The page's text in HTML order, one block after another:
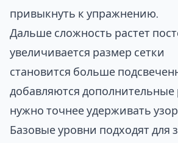
привыкнуть к упражнению.
Дальше сложность растет
увеличивается размер сетки
становится больше
добавляются дополнительные
нужно точнее удерживать
Базовые уровни подходят для